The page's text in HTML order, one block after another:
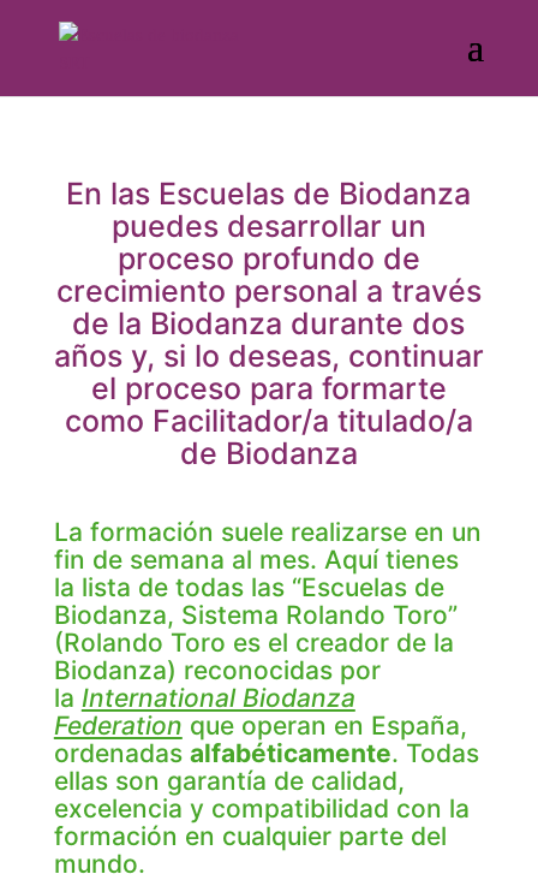
En las Escuelas de Biodanza
puedes desarrollar un
proceso profundo de
crecimiento personal a través
de la Biodanza durante dos
años y, si lo deseas, continuar
el proceso para formarte
como Facilitador/a titulado/a
de Biodanza
La formación suele realizarse en un
fin de semana al mes. Aquí tienes
la lista de todas las “Escuelas de
Biodanza, Sistema Rolando Toro”
(Rolando Toro es el creador de la
Biodanza) reconocidas por
la International Biodanza
Federation que operan en España,
ordenadas alfabéticamente. Todas
ellas son garantía de calidad,
excelencia y compatibilidad con la
formación en cualquier parte del
mundo.